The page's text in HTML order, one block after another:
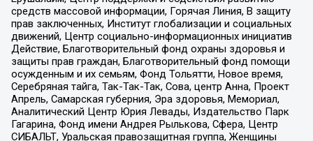
средств массовой информации, Горячая Линия, В защиту
прав заключенных, Институт глобализации и социальных
движений, Центр социально-информационных инициатив
Действие, Благотворительный фонд охраны здоровья и
защиты прав граждан, Благотворительный фонд помощи
осужденным и их семьям, Фонд Тольятти, Новое время,
Серебряная тайга, Так-Так-Так, Сова, центр Анна, Проект
Апрель, Самарская губерния, Эра здоровья, Мемориал,
Аналитический Центр Юрия Левады, Издательство Парк
Гагарина, Фонд имени Андрея Рылькова, Сфера, Центр
СИБАЛЬТ, Уральская правозащитная группа, Женщины